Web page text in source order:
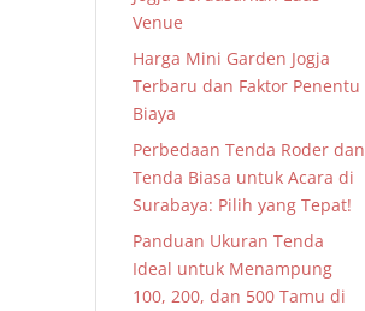
Venue
Harga Mini Garden Jogja
Terbaru dan Faktor Penentu
Biaya
Perbedaan Tenda Roder dan
Tenda Biasa untuk Acara di
Surabaya: Pilih yang Tepat!
Panduan Ukuran Tenda
Ideal untuk Menampung
100, 200, dan 500 Tamu di